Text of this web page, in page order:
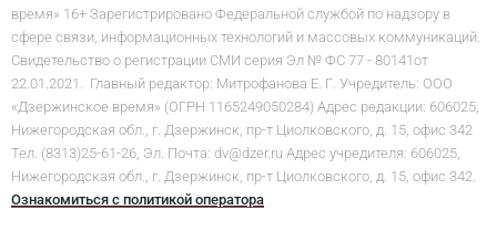
время» 16+ Зарегистрировано Федеральной службой по надзору в
сфере связи, информационных технологий и массовых коммуникаций.
Свидетельство о регистрации СМИ серия Эл № ФС 77 - 80141от
22.01.2021. Главный редактор: Митрофанова Е. Г. Учредитель: ООО
«Дзержинское время» (ОГРН 1165249050284) Адрес редакции: 606025,
Нижегородская обл., г. Дзержинск, пр-т Циолковского, д. 15, офис 342
Тел. (8313)25-61-26, Эл. Почта: dv@dzer.ru Адрес учредителя: 606025,
Нижегородская обл., г. Дзержинск, пр-т Циолковского, д. 15, офис 342.
Ознакомиться с политикой оператора